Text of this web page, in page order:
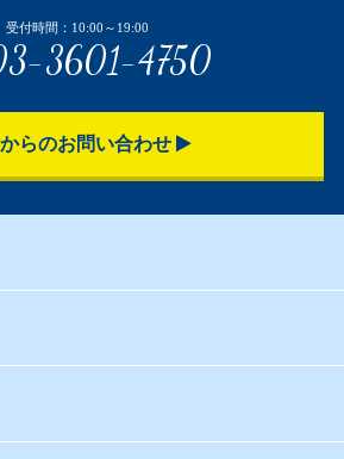
受付時間：10:00～19:00
3601-4750
らのお問い合わせ